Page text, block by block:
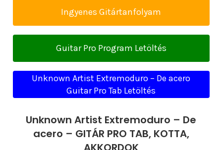
Ingyenes Gitártanfolyam
Guitar Pro Program Letöltés
Unknown Artist Extremoduro – De acero
Guitar Pro Tab Letöltés
Unknown Artist Extremoduro – De
acero – GITÁR PRO TAB, KOTTA,